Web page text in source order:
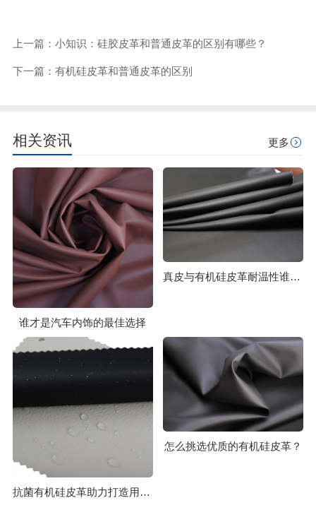
上一篇：小知识：硅胶皮革和普通皮革的区别有哪些？
下一篇：有机硅皮革和普通皮革的区别
相关资讯 更多
谁才是汽车内饰的最佳选择
真皮与有机硅皮革耐温性谁更胜一筹？
抗菌有机硅皮革助力打造用车安全健康
怎么挑选优质的有机硅皮革？